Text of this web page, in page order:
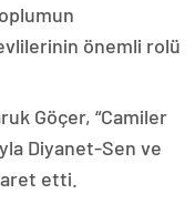
önemli rolü
Göçer, “Camiler
Diyanet-Sen ve
etti.